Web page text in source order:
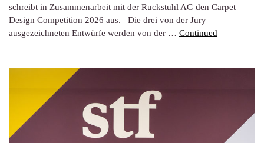
schreibt in Zusammenarbeit mit der Ruckstuhl AG den Carpet
Design Competition 2026 aus. Die drei von der Jury
ausgezeichneten Entwürfe werden von der … Continued